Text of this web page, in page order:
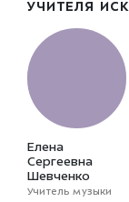
УЧИТЕЛЯ
Елена
Сергеевна
Шевченко
Учитель музыки